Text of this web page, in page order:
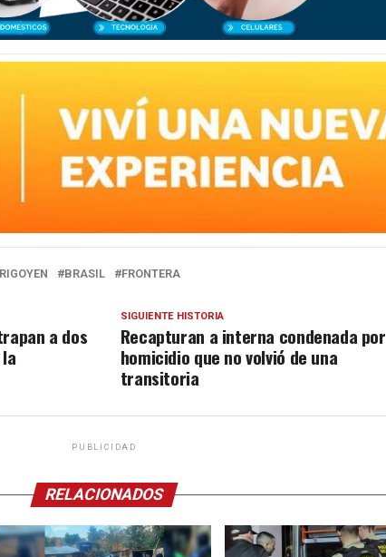
BRASIL FRONTERA
SIGUIENTE HISTORIA
Recapturan a interna condenada por
homicidio que no volvió de una
transitoria
a dos
PUBLICIDAD
RELACIONADOS